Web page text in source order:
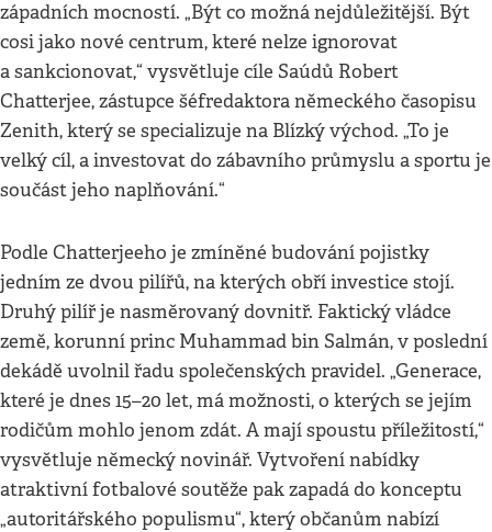
západních mocností. „Být co možná nejdůležitější. Být
cosi jako nové centrum, které nelze ignorovat
a sankcionovat,“ vysvětluje cíle Saúdů Robert
Chatterjee, zástupce šéfredaktora německého časopisu
Zenith, který se specializuje na Blízký východ. „To je
velký cíl, a investovat do zábavního průmyslu a sportu je
součást jeho naplňování.“
Podle Chatterjeeho je zmíněné budování pojistky
jedním ze dvou pilířů, na kterých obří investice stojí.
Druhý pilíř je nasměrovaný dovnitř. Faktický vládce
země, korunní princ Muhammad bin Salmán, v poslední
dekádě uvolnil řadu společenských pravidel. „Generace,
které je dnes 15–20 let, má možnosti, o kterých se jejím
rodičům mohlo jenom zdát. A mají spoustu příležitostí,“
vysvětluje německý novinář. Vytvoření nabídky
atraktivní fotbalové soutěže pak zapadá do konceptu
„autoritářského populismu“, který občanům nabízí